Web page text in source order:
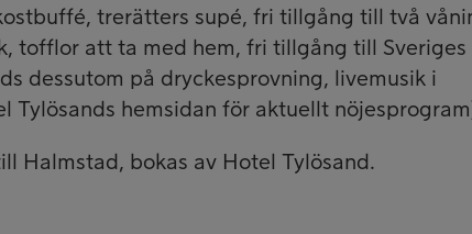
trerätters supé, fri tillgång till två
tofflor att ta med hem, fri tillgång till Sveriges
dessutom på dryckesprovning, livemusik i
Tylösands hemsidan för aktuellt
Halmstad, bokas av Hotel Tylösand.